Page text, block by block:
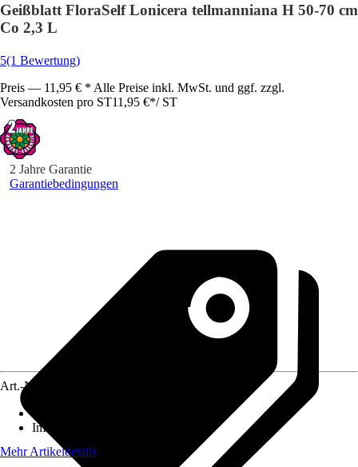
Geißblatt FloraSelf Lonicera tellmanniana H 50-70 cm
Co 2,3 L
5(1 Bewertung)
Preis — 11,95 € * Alle Preise inkl. MwSt. und ggf. zzgl.
Versandkosten pro ST11,95 €*/ ST
2 Jahre Garantie
Garantiebedingungen
Art.-Nr.
Immergrün
Mehr Artikeldetails